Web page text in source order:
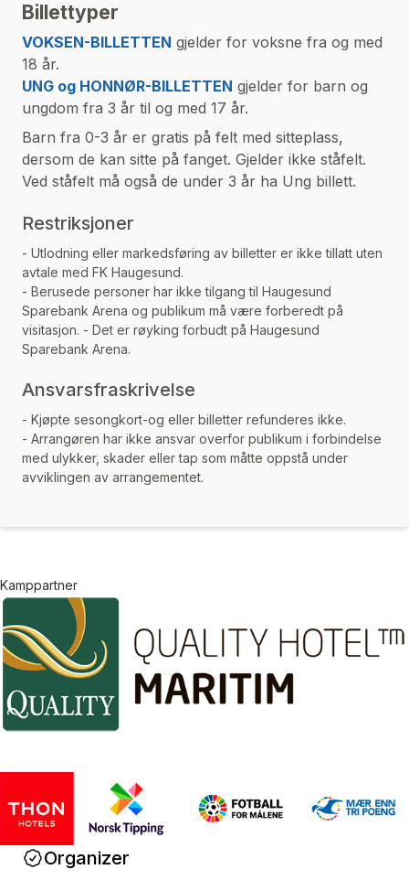
Billettyper
VOKSEN-BILLETTEN gjelder for voksne fra og med
18 år.
UNG og HONNØR-BILLETTEN gjelder for barn og
ungdom fra 3 år til og med 17 år.
Barn fra 0-3 år er gratis på felt med sitteplass,
dersom de kan sitte på fanget. Gjelder ikke ståfelt.
Ved ståfelt må også de under 3 år ha Ung billett.
Restriksjoner
- Utlodning eller markedsføring av billetter er ikke tillatt uten
avtale med FK Haugesund.
- Berusede personer har ikke tilgang til Haugesund
Sparebank Arena og publikum må være forberedt på
visitasjon. - Det er røyking forbudt på Haugesund
Sparebank Arena.
Ansvarsfraskrivelse
- Kjøpte sesongkort-og eller billetter refunderes ikke.
- Arrangøren har ikke ansvar overfor publikum i forbindelse
med ulykker, skader eller tap som måtte oppstå under
avviklingen av arrangementet.
Kamppartner
Organizer